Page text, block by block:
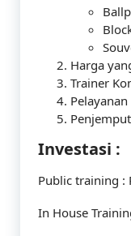
Harga
Trainer
Investasi :
Public training :
In House